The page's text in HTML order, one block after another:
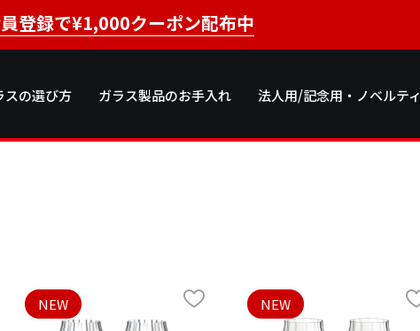
登録で¥1,000クーポン配布中
スの選び方 ガラス製品のお手入れ 法人用/記念用・ノベルティ
NEW NEW